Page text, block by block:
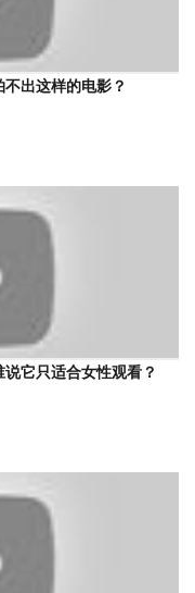
出这样的电影？
它只适合女性观看？